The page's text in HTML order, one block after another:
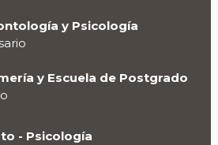
y Psicología
y Escuela de Postgrado
- Psicología